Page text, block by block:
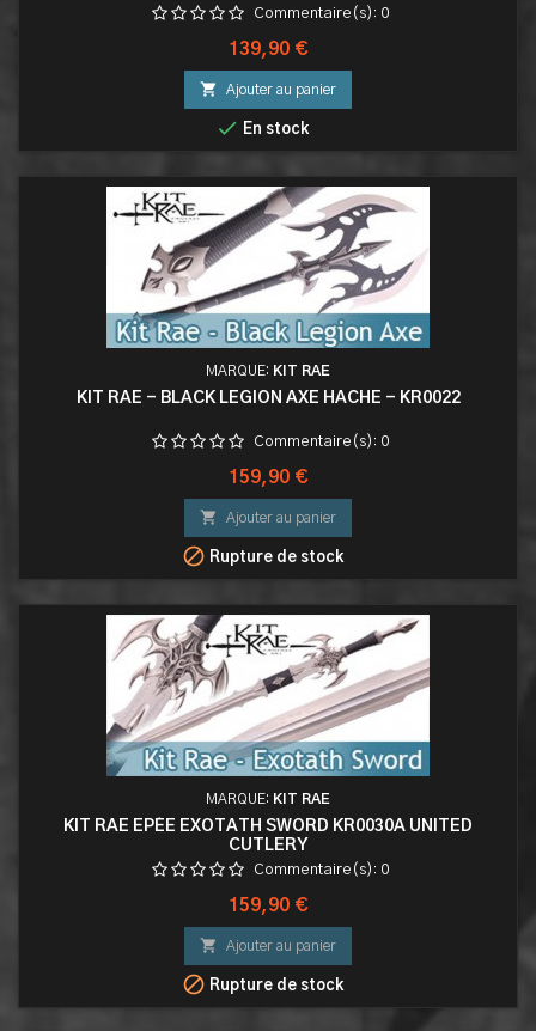
Commentaire(s): 0
Prix
139,90 €
 Ajouter au panier
 En stock
MARQUE: KIT RAE
KIT RAE - BLACK LEGION AXE HACHE - KR0022
Commentaire(s): 0
Prix
159,90 €
 Ajouter au panier
 Rupture de stock
MARQUE: KIT RAE
KIT RAE EPÉE EXOTATH SWORD KR0030A UNITED
CUTLERY
Commentaire(s): 0
Prix
159,90 €
 Ajouter au panier
 Rupture de stock